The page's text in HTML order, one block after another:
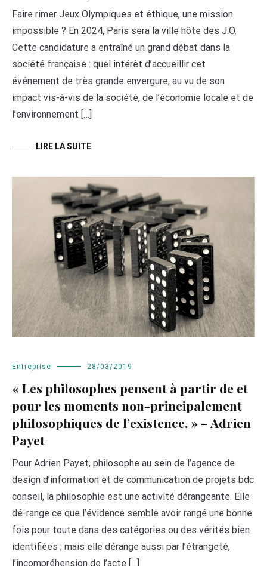
Faire rimer Jeux Olympiques et éthique, une mission
impossible ? En 2024, Paris sera la ville hôte des J.O.
Cette candidature a entraîné un grand débat dans la
société française : quel intérêt d’accueillir cet
événement de très grande envergure, au vu de son
impact vis-à-vis de la société, de l’économie locale et de
l’environnement […]
LIRE LA SUITE
Entreprise 28/03/2019
« Les philosophes pensent à partir de et
pour les moments non-principalement
philosophiques de l’existence. » – Adrien
Payet
Pour Adrien Payet, philosophe au sein de l’agence de
design d’information et de communication de projets bdc
conseil, la philosophie est une activité dérangeante. Elle
dé-range ce que l’évidence semble avoir rangé une bonne
fois pour toute dans des catégories ou des vérités bien
identifiées ; mais elle dérange aussi par l’étrangeté,
l’incompréhension de l’acte […]